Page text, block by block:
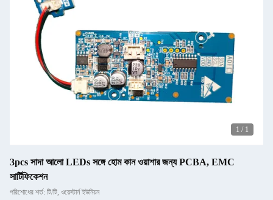
1 / 1
3pcs সাদা আলো LEDs সঙ্গে হোম কান ওয়াশার জন্য PCBA, EMC
সার্টিফিকেশন
পরিশোধের শর্ত: টি/টি, ওয়েস্টার্ন ইউনিয়ন